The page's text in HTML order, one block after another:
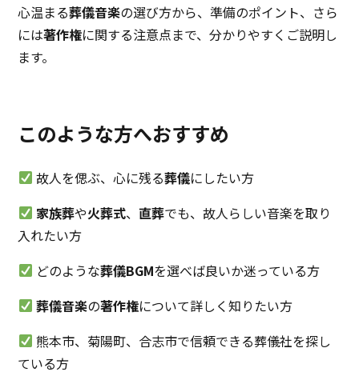
心温まる葬儀音楽の選び方から、準備のポイント、さら
には著作権に関する注意点まで、分かりやすくご説明し
ます。
このような方へおすすめ
故人を偲ぶ、心に残る葬儀にしたい方
家族葬や火葬式、 直葬でも、故人らしい音楽を取り
入れたい方
どのような葬儀BGMを選べば良いか迷っている方
葬儀音楽の著作権について詳しく知りたい方
熊本市、菊陽町、合志市で信頼できる葬儀社を探し
ている方